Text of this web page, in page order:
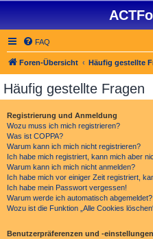
FAQ
Foren-Übersicht Häufig gestellte
Häufig gestellte Fragen
Registrierung und Anmeldung
Wozu muss ich mich registrieren?
Was ist COPPA?
Warum kann ich mich nicht registrieren?
Ich habe mich registriert, kann mich aber
Warum kann ich mich nicht anmelden?
Ich habe mich vor einiger Zeit registriert,
Ich habe mein Passwort vergessen!
Warum werde ich automatisch abgemeldet?
Wozu ist die Funktion „Alle Cookies
Benutzerpräferenzen und -einstellungen